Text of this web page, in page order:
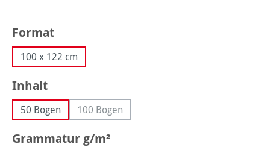
Formatauswählen
100 x 122 cm
Inhaltauswählen
50 Bogen 100 Bogen(Diese Option ist zurzeit nicht verfügbar.)
Grammatur g/m²